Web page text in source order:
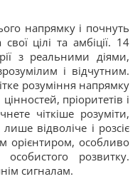
напрямку і почнуть
цілі та амбіції. 14
з реальними діями,
і відчутним.
розуміння напрямку
пріоритетів і
чіткіше розуміти,
відволіче і розсіє
орієнтиром, особливо
розвитку.
сигналам.